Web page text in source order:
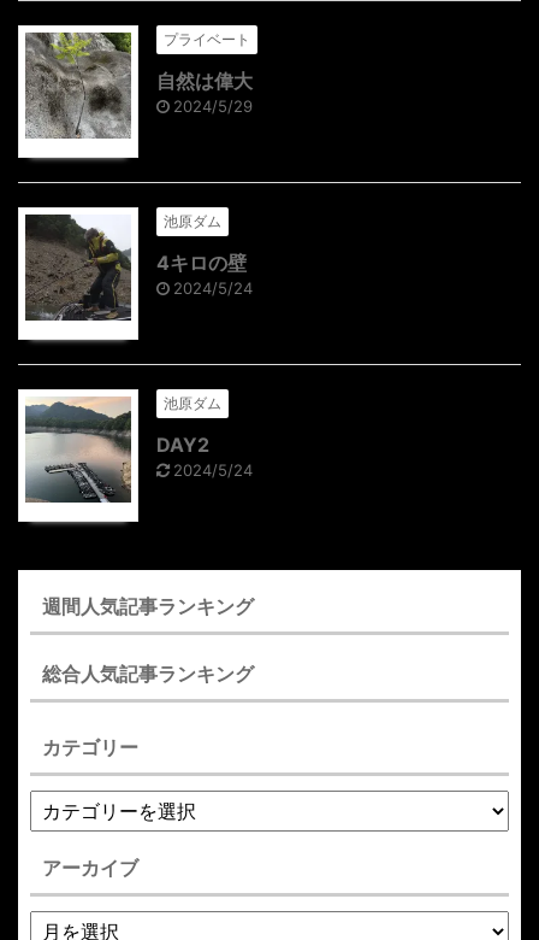
プライベート
自然は偉大
2024/5/29
池原ダム
4キロの壁
2024/5/24
池原ダム
DAY2
2024/5/24
週間人気記事ランキング
総合人気記事ランキング
カテゴリー
アーカイブ